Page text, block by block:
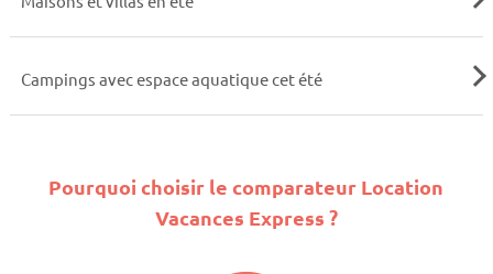
Campings avec espace aquatique cet été
Pourquoi choisir le comparateur Location
Vacances Express ?